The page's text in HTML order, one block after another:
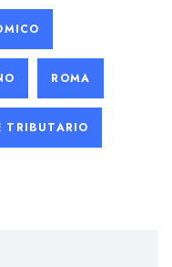
ROMA
TRIBUTARIO